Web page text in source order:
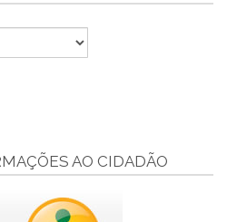
AO CIDADÃO